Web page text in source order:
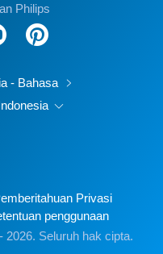
Philips
- Bahasa
Privasi
penggunaan
Seluruh hak cipta.